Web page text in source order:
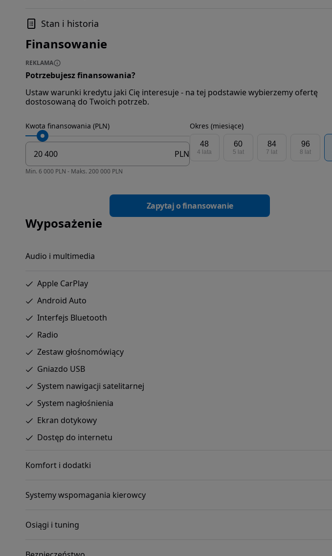
Stan i historia
Finansowanie
REKLAMA
Potrzebujesz finansowania?
Ustaw warunki kredytu jaki Cię interesuje - na tej podstawie wybierzemy ofertę
dostosowaną do Twoich potrzeb.
Kwota finansowania (PLN)
PLN
Min. 6 000 PLN - Maks. 200 000 PLN
Okres (miesiące)
48
4 lata
60
5 lat
84
7 lat
96
8 lat
Zapytaj o finansowanie
Wyposażenie
Audio i multimedia
Apple CarPlay
Android Auto
Interfejs Bluetooth
Radio
Zestaw głośnomówiący
Gniazdo USB
System nawigacji satelitarnej
System nagłośnienia
Ekran dotykowy
Dostęp do internetu
Komfort i dodatki
Systemy wspomagania kierowcy
Osiągi i tuning